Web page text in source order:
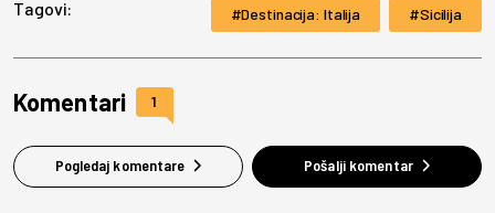
Tagovi: Destinacija: Italija Sicilija
Komentari 1
Pogledaj komentare Pošalji komentar